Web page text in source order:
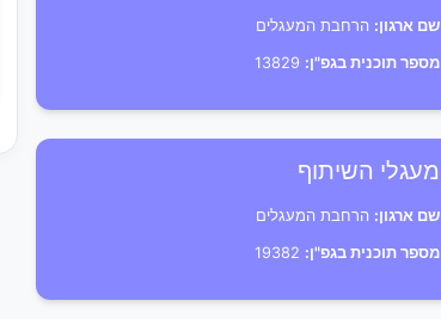
שם ארגון: הרחבת המעגלים
מספר תוכנית בגפ"ן:
מעגלי השיתוף
שם ארגון: הרחבת המעגלים
מספר תוכנית בגפ"ן: